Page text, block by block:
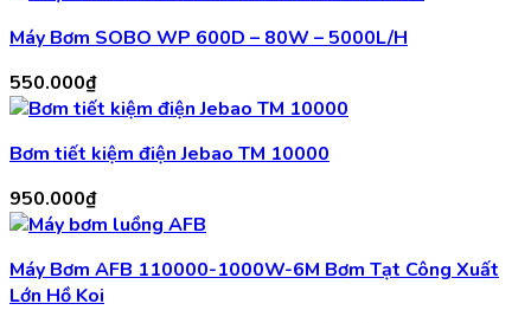
Máy Bơm SOBO WP 600D – 80W – 5000L/H
550.000₫
Bơm tiết kiệm điện Jebao TM 10000
950.000₫
Máy Bơm AFB 110000-1000W-6M Bơm Tạt Công Xuất
Lớn Hồ Koi